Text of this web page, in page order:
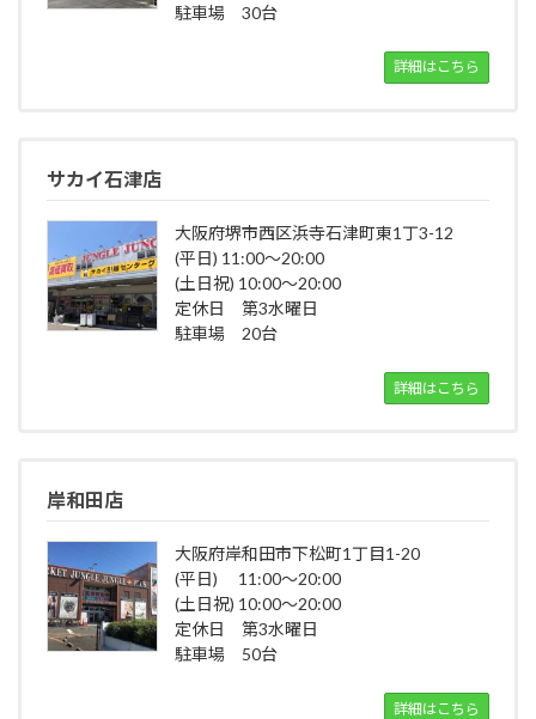
駐車場 30台
詳細はこちら
サカイ石津店
大阪府堺市西区浜寺石津町東1丁3-12
(平日) 11:00～20:00
(土日祝) 10:00～20:00
定休日 第3水曜日
駐車場 20台
詳細はこちら
岸和田店
大阪府岸和田市下松町1丁目1-20
(平日) 11:00～20:00
(土日祝) 10:00～20:00
定休日 第3水曜日
駐車場 50台
詳細はこちら